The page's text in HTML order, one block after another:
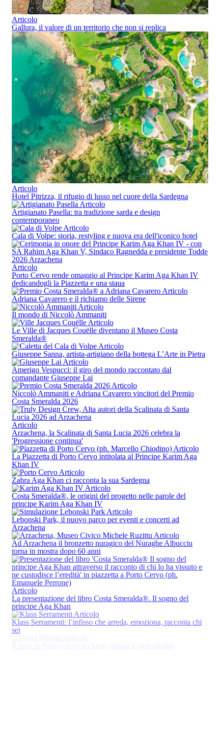
Articolo
Gallura, il valore di un territorio che non si replica
Articolo
Hotel Pitrizza, il rifugio di lusso nel cuore della Sardegna
Articolo
Artigianato Pasella: tra tradizione sarda e design
contemporaneo
Articolo
Cala di Volpe: storia, restyling e nuova era dell'iconico hotel
Articolo
Porto Cervo rende omaggio al Principe Karim Aga Khan IV
dedicandogli la Piazzetta e una staua
Articolo
Adriana Cavarero e il richiamo delle Sirene
Articolo
Il mondo di Niccolò Ammaniti
Articolo
Le Ville di Jacques Couëlle diventano il Museo Costa
Smeralda®
Articolo
Giuseppe Sanna, artista-artigiano della bottega L’Arte in Pietra
Articolo
Amerigo Vespucci: il giro del mondo raccontato dal
comandante Giuseppe Lai
Articolo
Niccolò Ammaniti e Adriana Cavarero vincitori del Premio
Costa Smeralda 2026
Articolo
Arzachena, la Scalinata di Santa Lucia 2026 celebra la
'Progressione continua'
Articolo
La Piazzetta di Porto Cervo intitolata al Principe Karim Aga
Khan IV
Articolo
Zahra Aga Khan ci racconta la sua Sardegna
Articolo
Costa Smeralda®, le origini del progetto nelle parole del
principe Karim Aga Khan IV
Articolo
Lebonski Park, il nuovo parco per eventi e concerti ad
Arzachena
Articolo
Ad Arzachena il bronzetto nuragico del Nuraghe Albucciu
torna in mostra dopo 60 anni
Articolo
La presentazione del libro Costa Smeralda®. Il sogno del
principe Aga Khan
Articolo
Klass Serramenti: l’infisso che arreda, emoziona, racconta chi
sei